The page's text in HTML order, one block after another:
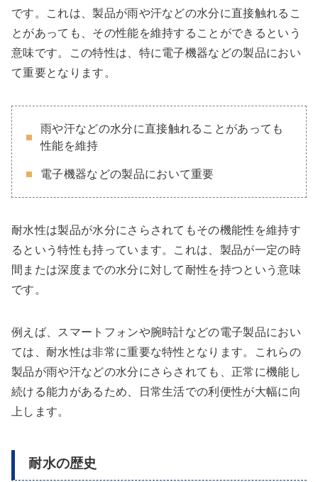
です。これは、製品が雨や汗などの水分に直接触れるこ
とがあっても、その性能を維持することができるという
意味です。この特性は、特に電子機器などの製品におい
て重要となります。
雨や汗などの水分に直接触れることがあっても
性能を維持
電子機器などの製品において重要
耐水性は製品が水分にさらされてもその機能性を維持す
るという特性も持っています。これは、製品が一定の時
間または深度までの水分に対して耐性を持つという意味
です。
例えば、スマートフォンや腕時計などの電子製品におい
ては、耐水性は非常に重要な特性となります。これらの
製品が雨や汗などの水分にさらされても、正常に機能し
続ける能力があるため、日常生活での利便性が大幅に向
上します。
耐水の歴史